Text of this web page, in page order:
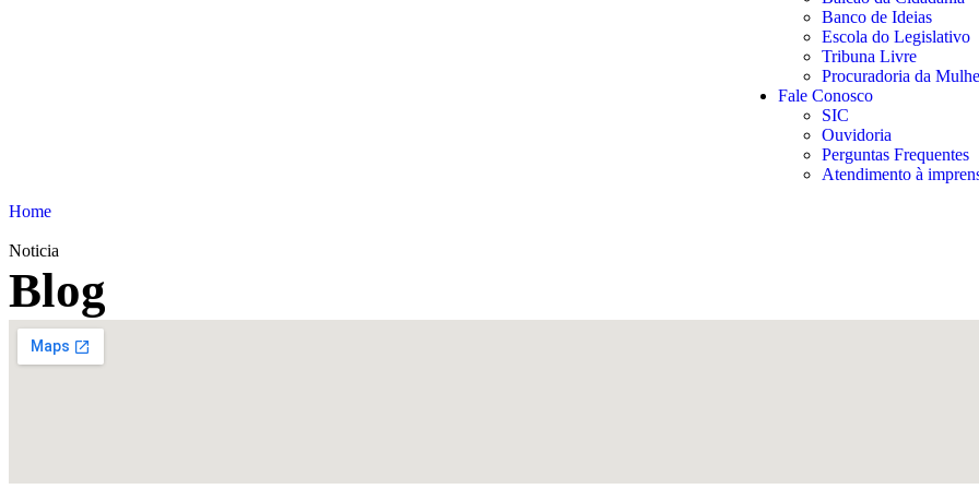
Banco de Ideias
Escola do Legislativo
Tribuna Livre
Procuradoria da
Fale Conosco
SIC
Ouvidoria
Perguntas Frequentes
Atendimento à
Home
Noticia
Blog